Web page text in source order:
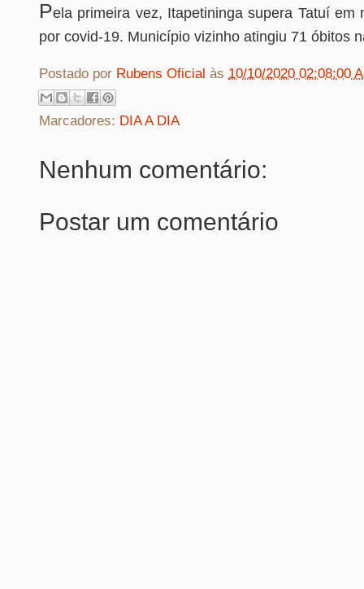
Pela primeira vez, Itapetininga supera Tatuí em
por covid-19. Município vizinho atingiu 71 óbitos
Postado por Rubens Oficial às 10/10/2020 02:08:00
Marcadores: DIA A DIA
Nenhum comentário:
Postar um comentário